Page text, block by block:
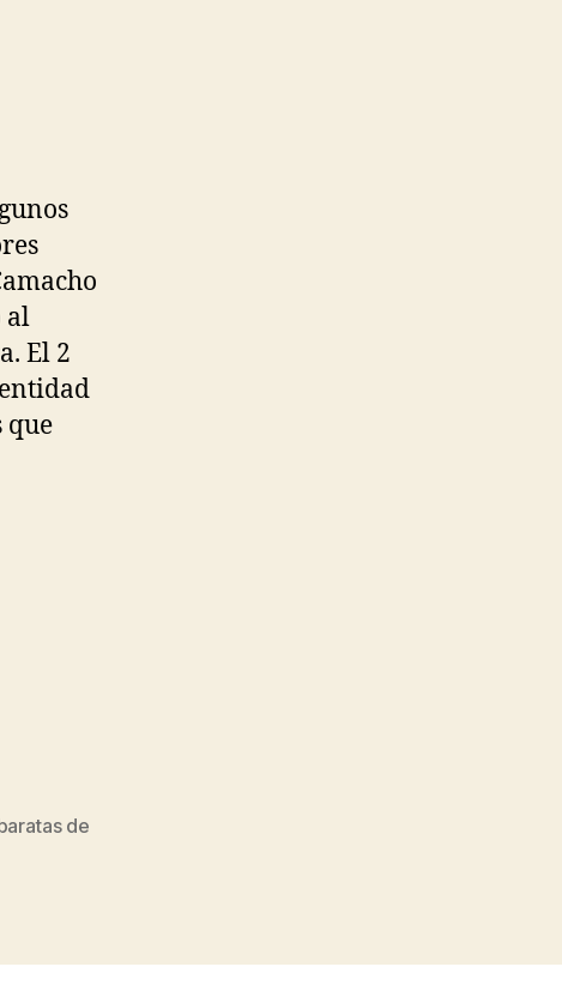
al
El 2
que
de